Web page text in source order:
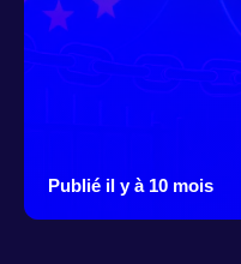
Publié il y à 10 mois